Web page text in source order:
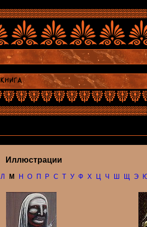
Иллюстрации
Л М Н О П Р С Т У Ф Х Ц Ч Ш Щ Э